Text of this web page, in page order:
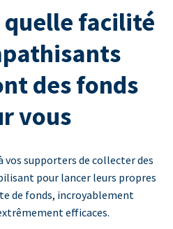
quelle facilité
des fonds
vous
supporters de collecter des
pour lancer leurs propres
de fonds, incroyablement
efficaces.